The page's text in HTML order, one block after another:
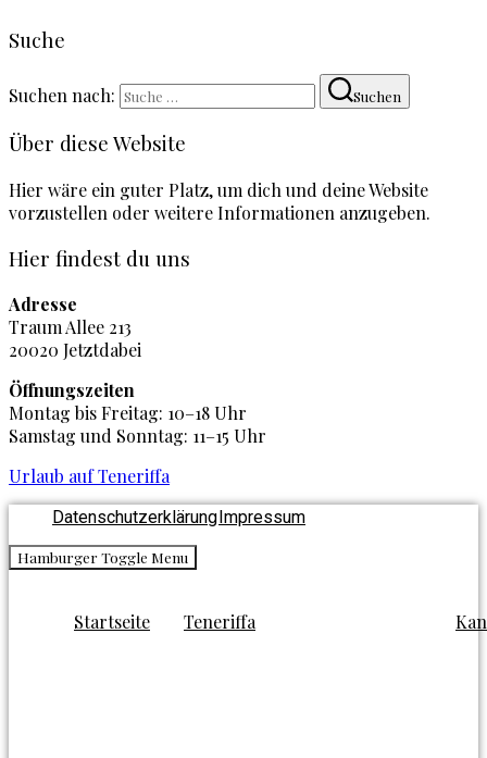
Suche
Suchen nach: Suchen
Über diese Website
Hier wäre ein guter Platz, um dich und deine Website
vorzustellen oder weitere Informationen anzugeben.
Hier findest du uns
Adresse
Traum Allee 213
20020 Jetztdabei
Öffnungszeiten
Montag bis Freitag: 10–18 Uhr
Samstag und Sonntag: 11–15 Uhr
Urlaub auf Teneriffa
Datenschutzerklärung Impressum
Hamburger Toggle Menu
Startseite Teneriffa